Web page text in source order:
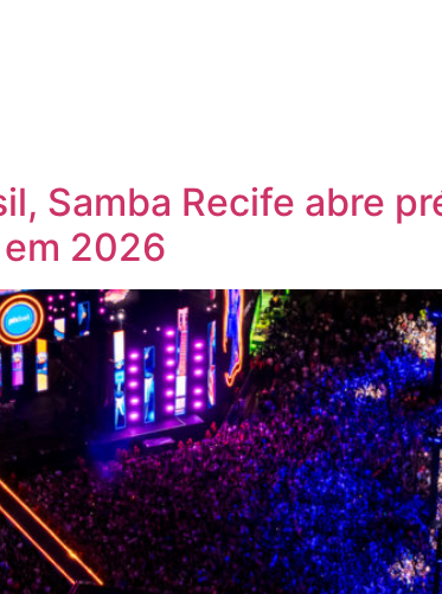
Samba Recife abre
2026